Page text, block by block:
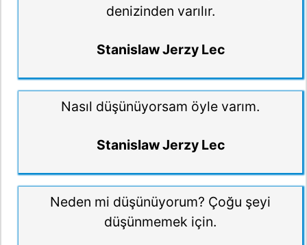
denizinden varılır.
Stanislaw Jerzy Lec
Nasıl düşünüyorsam öyle varım.
Stanislaw Jerzy Lec
Neden mi düşünüyorum? Çoğu şeyi
düşünmemek için.